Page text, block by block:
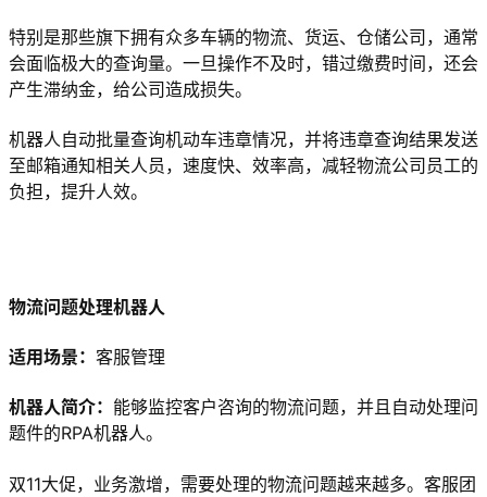
特别是那些旗下拥有众多车辆的物流、货运、仓储公司，通常
会面临极大的查询量。一旦操作不及时，错过缴费时间，还会
产生滞纳金，给公司造成损失。
机器人自动批量查询机动车违章情况，并将违章查询结果发送
至邮箱通知相关人员，速度快、效率高，减轻物流公司员工的
负担，提升人效。
物流问题处理机器人
适用场景： 客服管理
机器人简介： 能够监控客户咨询的物流问题，并且自动处理问
题件的RPA机器人。
双11大促，业务激增，需要处理的物流问题越来越多。客服团